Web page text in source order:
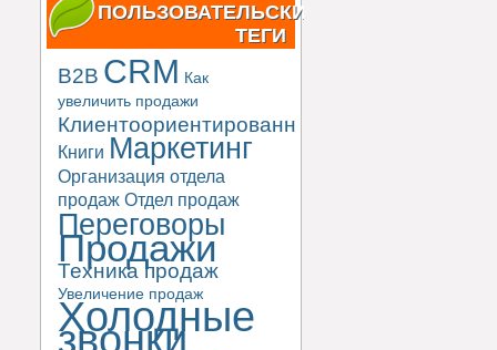
ПОЛЬЗОВАТЕЛЬСКИЕ
ТЕГИ
B2B CRM Как
увеличить продажи
Клиентоориентированность
Книги Маркетинг
Организация отдела
продаж Отдел продаж
Переговоры
Продажи
Техника продаж
Увеличение продаж
Холодные
звонки